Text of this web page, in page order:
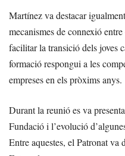
Martínez va destacar
mecanismes de connexió
facilitar la transició dels joves
formació respongui a les
empreses en els pròxims anys.
Durant la reunió es va
Fundació i l’evolució
Entre aquestes, el Patronat va